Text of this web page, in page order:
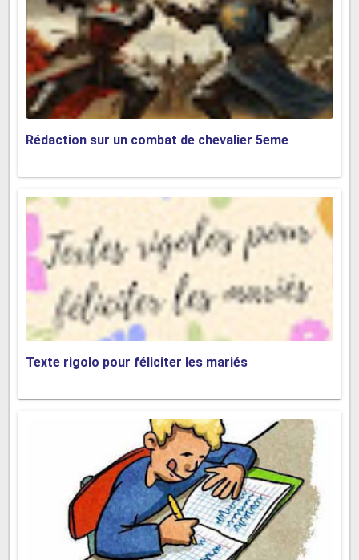
Et ainsi, même les enfants sont privés du plaisir de la
mer.
" Le monde qui nous entoure ", Edition :
Gamma.
Et voilà tout ce que vous pouvez savoir dans notre
écrites sur la pollutionen français ! ces exemples de
textes vont vous aider à savoir rédiger des
rédactions sur la pollution.
Rédaction sur un combat de chevalier 5eme
Texte rigolo pour féliciter les mariés